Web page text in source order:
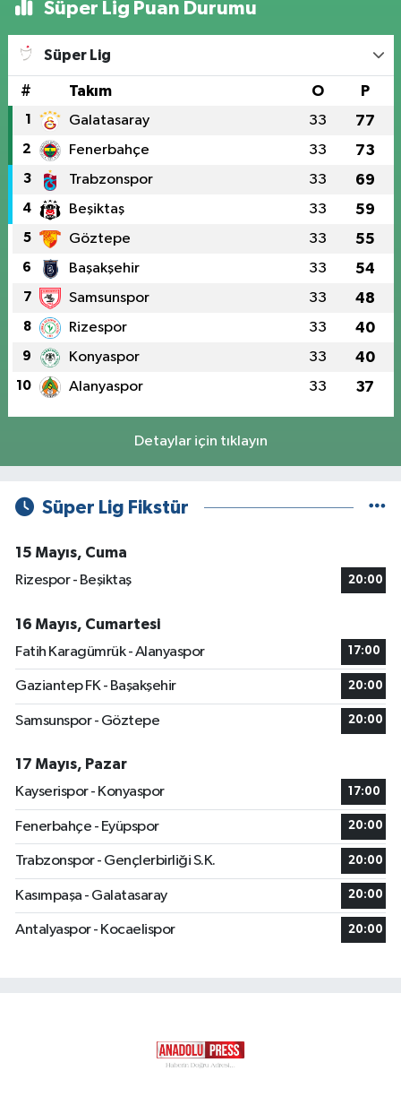
Süper Lig Puan Durumu
Süper Lig
# Takım O P
1 Galatasaray 33 77
2 Fenerbahçe 33 73
3 Trabzonspor 33 69
4 Beşiktaş 33 59
5 Göztepe 33 55
6 Başakşehir 33 54
7 Samsunspor 33 48
8 Rizespor 33 40
9 Konyaspor 33 40
10 Alanyaspor 33 37
Detaylar için tıklayın
Süper Lig Fikstür
15 Mayıs, Cuma
Rizespor - Beşiktaş
20:00
16 Mayıs, Cumartesi
Fatih Karagümrük - Alanyaspor
17:00
Gaziantep FK - Başakşehir 20:00
Samsunspor - Göztepe 20:00
17 Mayıs, Pazar
Kayserispor - Konyaspor
17:00
Fenerbahçe - Eyüpspor 20:00
Trabzonspor - Gençlerbirliği S.K. 20:00
Kasımpaşa - Galatasaray 20:00
Antalyaspor - Kocaelispor 20:00